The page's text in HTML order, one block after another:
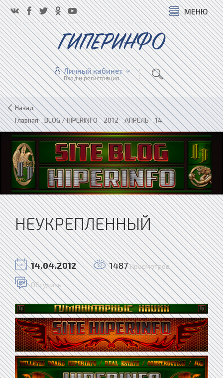
МЕНЮ
ГИПЕРИНФО
Личный кабинет
Вход и регистрация
Назад
Главная»BLOG / HIPERINFO»2012»АПРЕЛЬ»14
НЕУКРЕПЛЕННЫЙ
14.04.2012 1487 Просмотров
Обсудить